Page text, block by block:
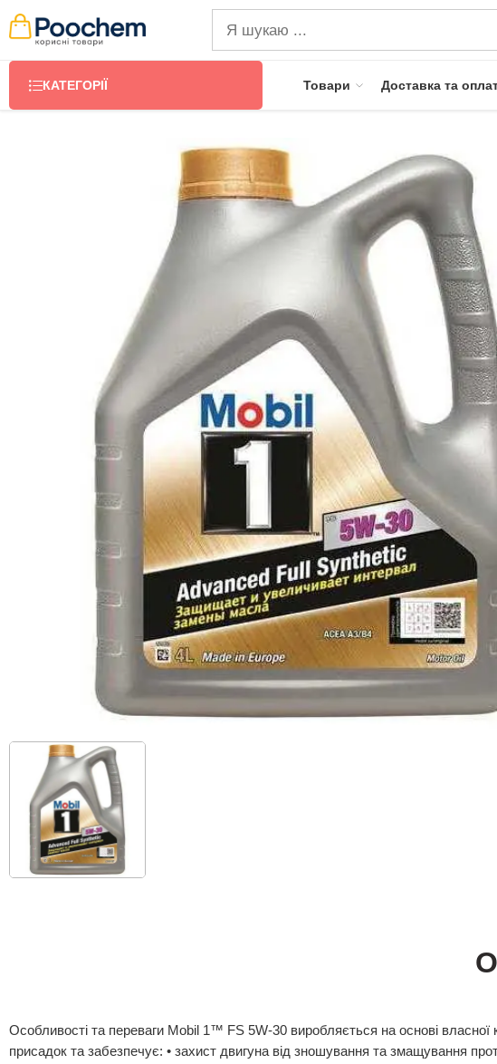
КАТЕГОРІЇ Товари Доставка та
Особливості та переваги Mobil 1™ FS 5W-30 виробляється на основі
присадок та забезпечує: • захист двигуна від зношування та змащування